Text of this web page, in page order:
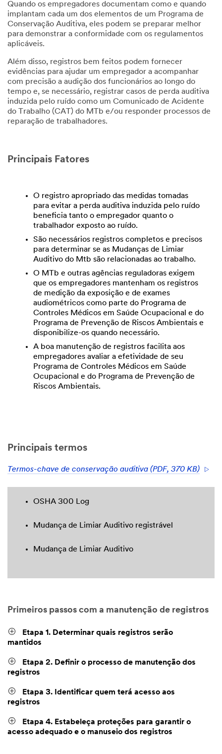
Quando os empregadores documentam como e quando
implantam cada um dos elementos de um Programa de
Conservação Auditiva, eles podem se preparar melhor
para demonstrar a conformidade com os regulamentos
aplicáveis.
Além disso, registros bem feitos podem fornecer
evidências para ajudar um empregador a acompanhar
com precisão a audição dos funcionários ao longo do
tempo e, se necessário, registrar casos de perda auditiva
induzida pelo ruído como um Comunicado de Acidente
do Trabalho (CAT) do MTb e/ou responder processos de
reparação de trabalhadores.
Principais Fatores
O registro apropriado das medidas tomadas
para evitar a perda auditiva induzida pelo ruído
beneficia tanto o empregador quanto o
trabalhador exposto ao ruído.
São necessários registros completos e precisos
para determinar se as Mudanças de Limiar
Auditivo do Mtb são relacionadas ao trabalho.
O MTb e outras agências reguladoras exigem
que os empregadores mantenham os registros
de medição da exposição e de exames
audiométricos como parte do Programa de
Controles Médicos em Saúde Ocupacional e do
Programa de Prevenção de Riscos Ambientais e
disponibilize-os quando necessário.
A boa manutenção de registros facilita aos
empregadores avaliar a efetividade de seu
Programa de Controles Médicos em Saúde
Ocupacional e do Programa de Prevenção de
Riscos Ambientais.
Principais termos
Termos-chave de conservação auditiva (PDF, 370 KB)
OSHA 300 Log
Mudança de Limiar Auditivo registrável
Mudança de Limiar Auditivo
Primeiros passos com a manutenção de registros
Etapa 1. Determinar quais registros serão
mantidos
Etapa 2. Definir o processo de manutenção dos
registros
Etapa 3. Identificar quem terá acesso aos
registros
Etapa 4. Estabeleça proteções para garantir o
acesso adequado e o manuseio dos registros